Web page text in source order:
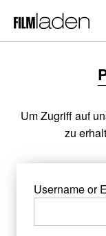
Um Zugriff auf
zu
Username or